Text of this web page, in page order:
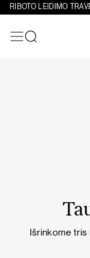
Eiti prie turinio
RIBOTO LEIDIMO
Išrinkome tris